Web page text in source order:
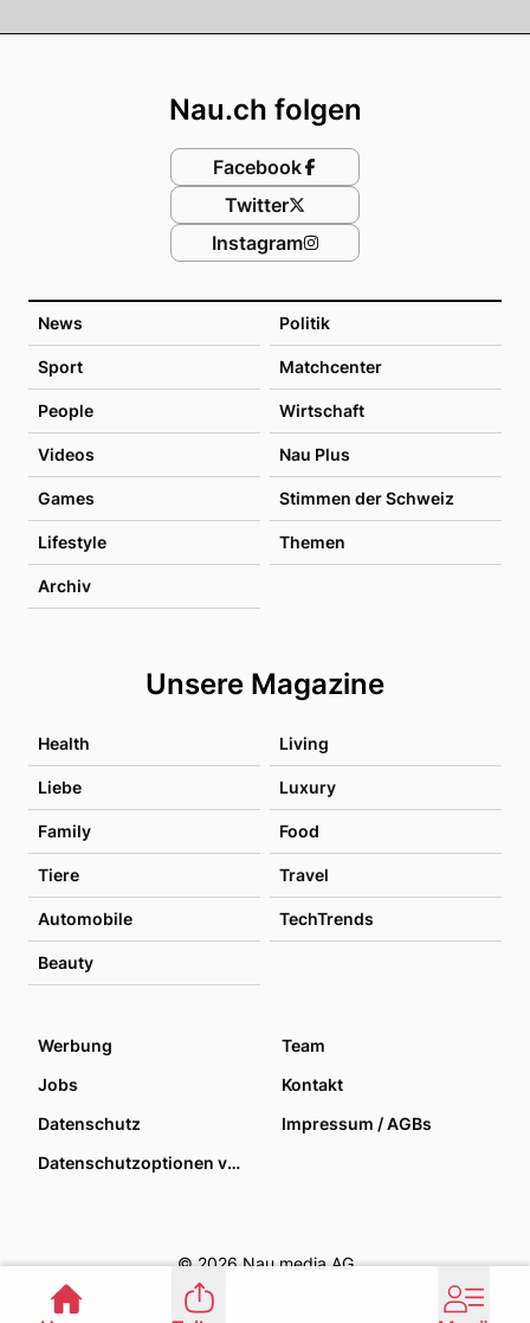
News Politik
Sport Matchcenter
People Wirtschaft
Videos Nau Plus
Games Stimmen der Schweiz
Lifestyle Themen
Archiv
Unsere Magazine
Health Living
Liebe Luxury
Family Food
Tiere Travel
Automobile TechTrends
Beauty
Nau.ch folgen
Facebook
Twitter
Instagram
Werbung
Team
Jobs
Kontakt
Datenschutz
Impressum / AGBs
Datenschutzoptionen verwalten
© 2026 Nau media AG